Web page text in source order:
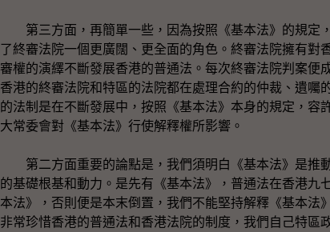
第三方面，再簡單一些，因為按照《基本法》的規定
了終審法院一個更廣闊、更全面的角色。終審法院擁有對
審權的演繹不斷發展香港的普通法。每次終審法院判案便
香港的終審法院和特區的法院都在處理合約的仲裁、遺囑
的法制是在不斷發展中，按照《基本法》本身的規定，容
大常委會對《基本法》行使解釋權所影響。
第二方面重要的論點是，我們須明白《基本法》是推
的基礎根基和動力。是先有《基本法》，普通法在香港九
本法》，否則便是本末倒置，我們不能堅持解釋《基本法
非常珍惜香港的普通法和香港法院的制度，我們自己特區